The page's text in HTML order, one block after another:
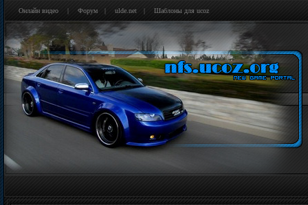
Онлайн видео | Форум | ulde.net | Шаблоны для ucoz